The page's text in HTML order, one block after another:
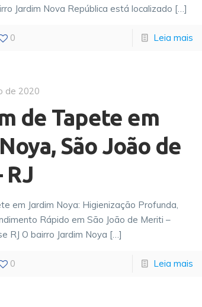
Jardim Nova República está localizado […]
0 Leia mais
de 2020
de Tapete em
São João de
RJ
em Jardim Noya: Higienização Profunda,
Rápido em São João de Meriti –
RJ O bairro Jardim Noya […]
0 Leia mais